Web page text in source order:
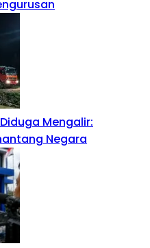
Mengalir:
Negara